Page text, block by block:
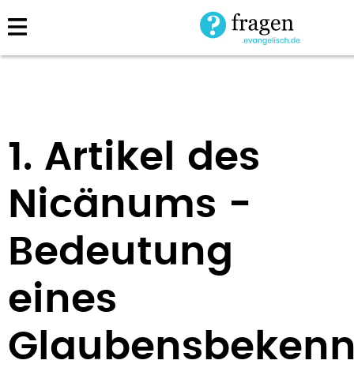
Direkt
zum
1. Artikel des
Nicänums -
Bedeutung
eines